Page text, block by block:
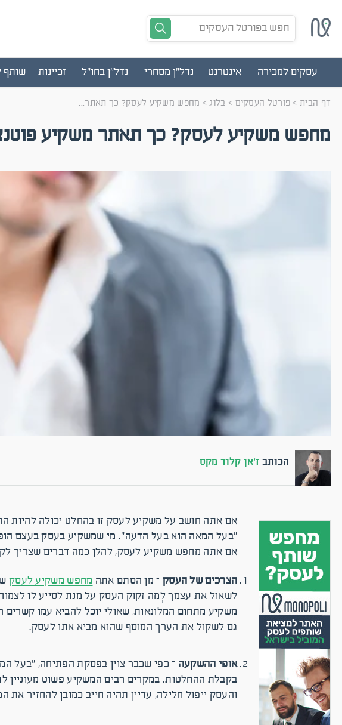
חפש בפורטל העסקים
עסקים למכירה אינטרנט נדל"ן מסחרי נדל"ן בחו"ל זכיינות שותף
דף הבית> פורטל העסקים > בלוג> מחפש משקיע לעסק? כך תאתר...
מחפש משקיע לעסק? כך תאתר משקיע
הכותב ז'אן קלוד מקס
אם אתה חושב על משקיע לעסק זו בהחלט יכולה להיות
״בעל המאה הוא בעל הדעה״. מי שמשקיע בעסק בעצם
אם אתה מחפש משקיע לעסק, להלן כמה דברים שצריך
הצרכים של העסק – מן הסתם אתה מחפש משקיע לעסק
לשאול את עצמך לְמה זקוק העסק על מנת לסייע לו
משקיע מתחום המלונאות, שאולי יוכל להביא עמו
גם לשקול את הערך המוסף שהוא מביא אתו לעסק.
אופי ההשקעה – כפי שכבר צוין בפסקת הפתיחה, ״בעל
בקבלת ההחלטות. במקרים רבים המשקיע פשוט מעוניין
והעסק ייפול חלילה, עדיין תהיה חייב כמובן להחזיר